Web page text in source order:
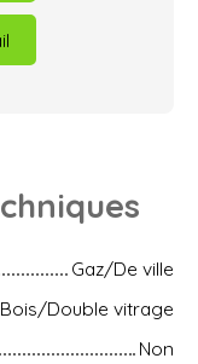
Gaz/De ville
Bois/Double vitrage
Non